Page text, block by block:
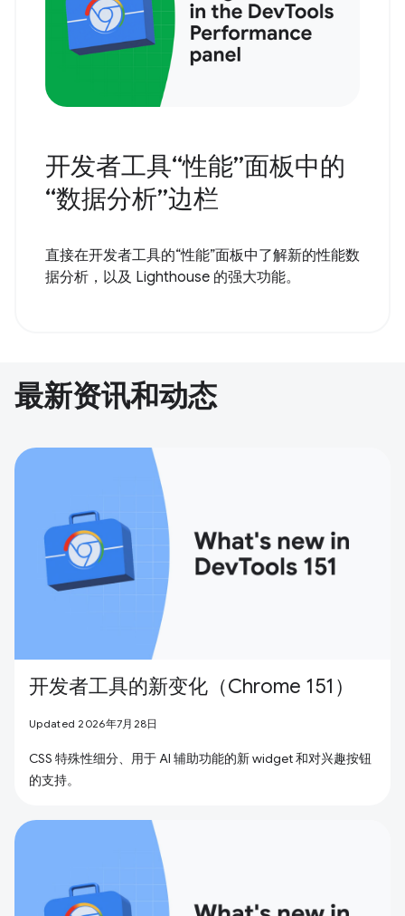
开发者工具“性能”面板中的
“数据分析”边栏
直接在开发者工具的“性能”面板中了解新的性能数
据分析，以及 Lighthouse 的强大功能。
最新资讯和动态
开发者工具的新变化（Chrome 151）
Updated 2026年7月28日
CSS 特殊性细分、用于 AI 辅助功能的新 widget 和对兴趣按钮
的支持。